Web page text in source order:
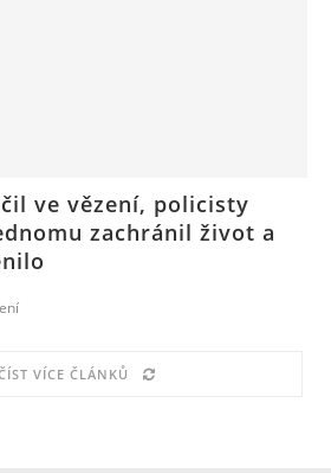
ve vězení, policisty
zachránil život a
VÍCE ČLÁNKŮ